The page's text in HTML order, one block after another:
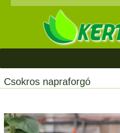
Csokros napraforgó